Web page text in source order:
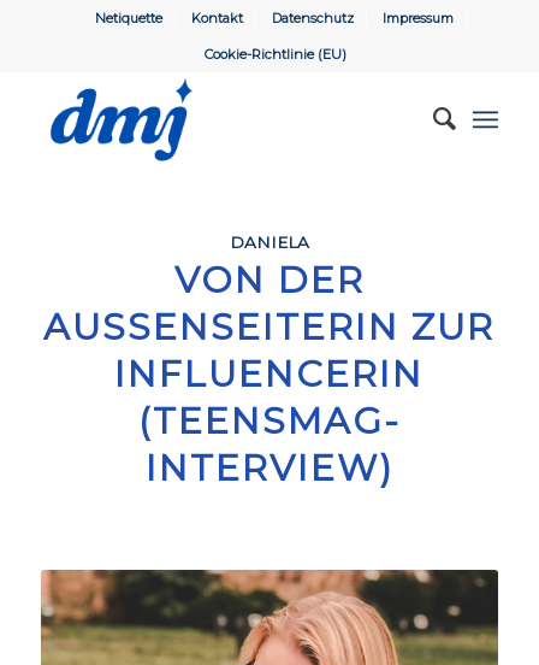
Netiquette Kontakt Datenschutz Impressum
Cookie-Richtlinie (EU)
DANIELA
VON DER
AUSSENSEITERIN ZUR I
NFLUENCERIN (
TEENSMAG-I
NTERVIEW)